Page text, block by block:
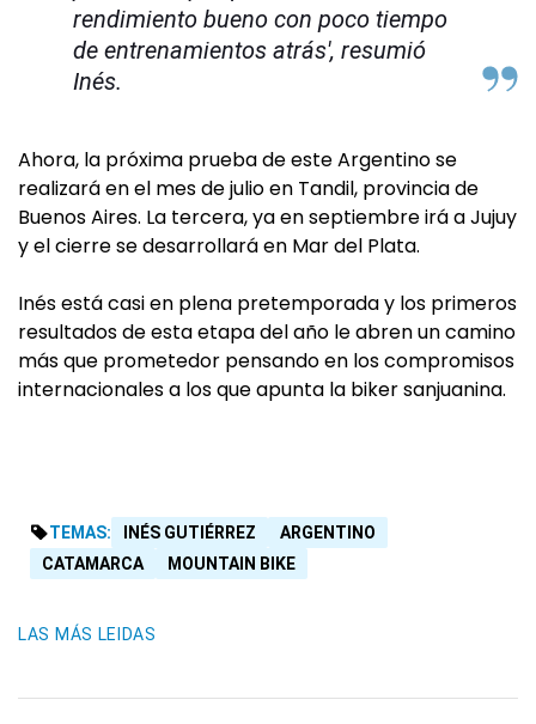
rendimiento bueno con poco tiempo
de entrenamientos atrás', resumió
Inés.
Ahora, la próxima prueba de este Argentino se
realizará en el mes de julio en Tandil, provincia de
Buenos Aires. La tercera, ya en septiembre irá a Jujuy
y el cierre se desarrollará en Mar del Plata.
Inés está casi en plena pretemporada y los primeros
resultados de esta etapa del año le abren un camino
más que prometedor pensando en los compromisos
internacionales a los que apunta la biker sanjuanina.
TEMAS: INÉS GUTIÉRREZ
ARGENTINO
CATAMARCA
MOUNTAIN BIKE
LAS MÁS LEIDAS